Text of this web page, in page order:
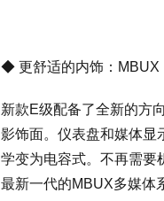
◆ 更舒适的内饰：MBUX
新款E级配备了全新的方
影饰面。仪表盘和媒体显
学变为电容式。不再需要
最新一代的MBUX多媒体